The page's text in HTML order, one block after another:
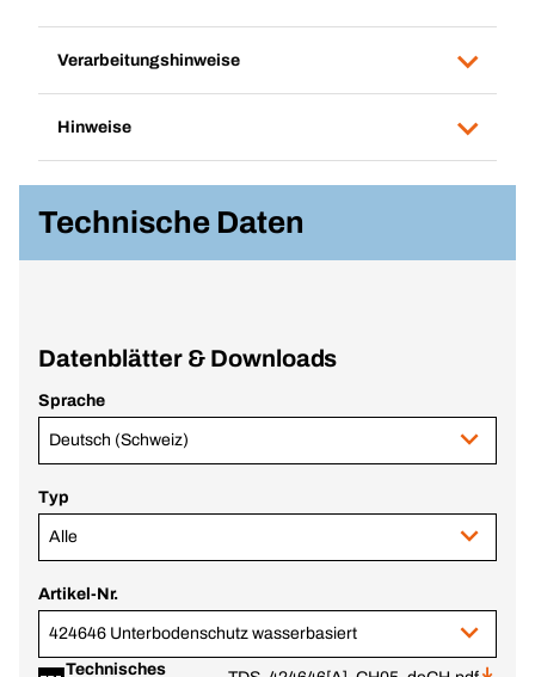
Verarbeitungshinweise
Hinweise
Technische Daten
Datenblätter & Downloads
Sprache
Deutsch (Schweiz)
Typ
Alle
Artikel-Nr.
424646 Unterbodenschutz wasserbasiert
Technisches